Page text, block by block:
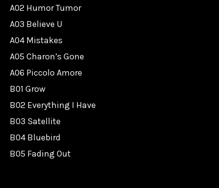
A02 Humor Tumor
A03 Believe U
A04 Mistakes
A05 Charon’s Gone
A06 Piccolo Amore
B01 Grow
B02 Everything I Have
B03 Satellite
B04 Bluebird
B05 Fading Out